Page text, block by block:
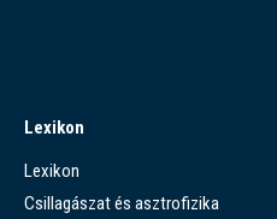
Lexikon
Lexikon
Csillagászat és asztrofizika